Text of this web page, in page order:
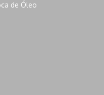
de Óleo